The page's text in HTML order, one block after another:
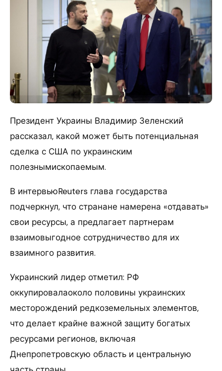
Президент Украины Владимир Зеленский
рассказал, какой может быть потенциальная
сделка с США по украинским
полезнымископаемым.
В интервьюReuters глава государства
подчеркнул, что странане намерена «отдавать»
свои ресурсы, а предлагает партнерам
взаимовыгодное сотрудничество для их
взаимного развития.
Украинский лидер отметил: РФ
оккупировалаоколо половины украинских
месторождений редкоземельных элементов,
что делает крайне важной защиту богатых
ресурсами регионов, включая
Днепропетровскую область и центральную